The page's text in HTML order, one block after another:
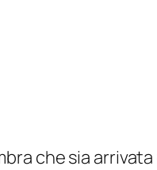
che sia